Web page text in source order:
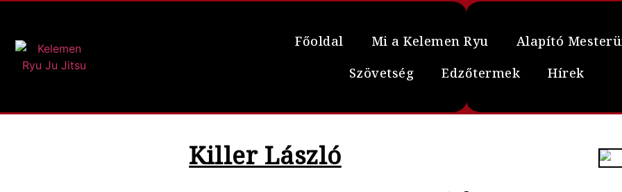
Főoldal Mi a Kelemen Ryu
Alapító
Szövetség
Edzőtermek Hírek
Killer László